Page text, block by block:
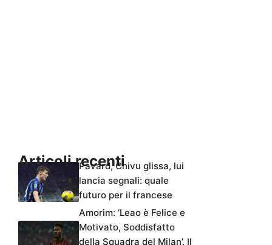
Articoli recentiPavard, Chivu glissa, lui
lancia segnali: quale
futuro per il francese
Amorim: ‘Leao è Felice e
Motivato, Soddisfatto
della Squadra del Milan’. Il